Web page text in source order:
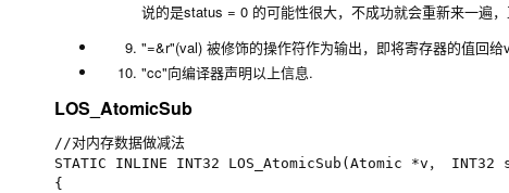
说的是status = 0 的可能性很大，不成功就会重新来一遍
"=&r"(val) 被修饰的操作符作为输出，即将寄存器的值回
"cc"向编译器声明以上信息.
LOS_AtomicSub
//对内存数据做减法
STATIC INLINE INT32 LOS_AtomicSub(Atomic *v， INT32
{